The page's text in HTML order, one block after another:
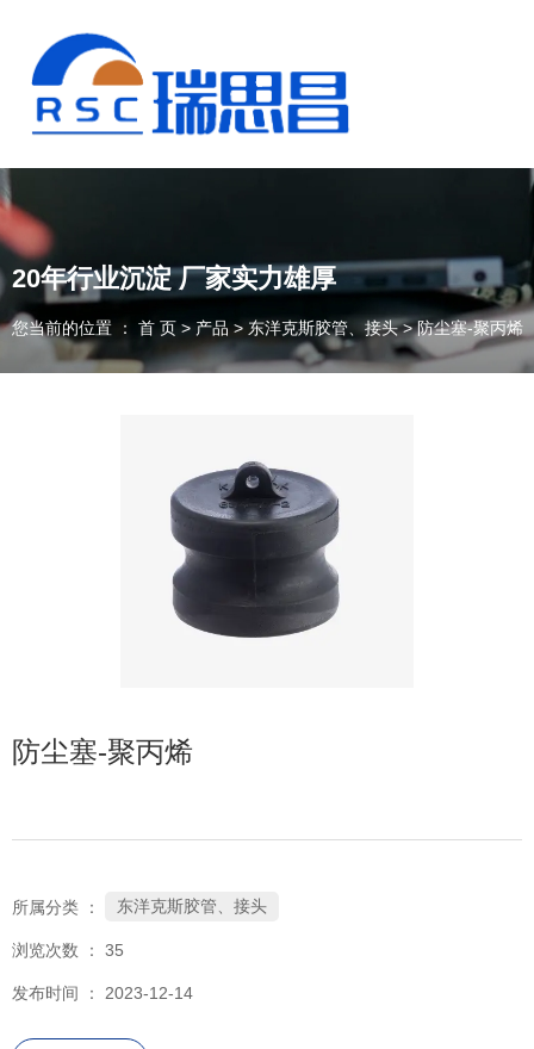
13925235098
20年行业沉淀 厂家实力雄厚
您当前的位置 ： 首 页 > 产品 > 东洋克斯胶管、接头 >防尘塞-聚丙烯
防尘塞-聚丙烯
所属分类 ： 东洋克斯胶管、接头
浏览次数 ： 35
发布时间 ： 2023-12-14